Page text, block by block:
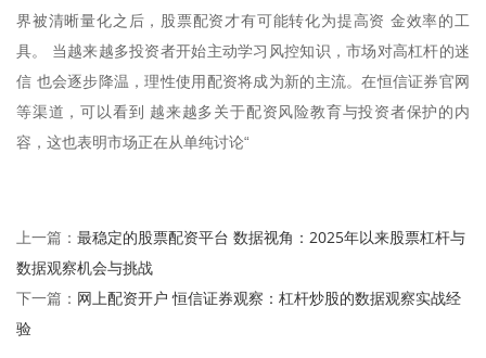
界被清晰量化之后，股票配资才有可能转化为提高资 金效率的工
具。 当越来越多投资者开始主动学习风控知识，市场对高杠杆的迷
信 也会逐步降温，理性使用配资将成为新的主流。在恒信证券官网
等渠道，可以看到 越来越多关于配资风险教育与投资者保护的内
容，这也表明市场正在从单纯讨论“
上一篇： 最稳定的股票配资平台 数据视角：2025年以来股票杠杆与
数据观察机会与挑战
下一篇： 网上配资开户 恒信证券观察：杠杆炒股的数据观察实战经
验